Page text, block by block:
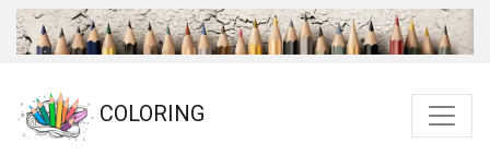
COLORING